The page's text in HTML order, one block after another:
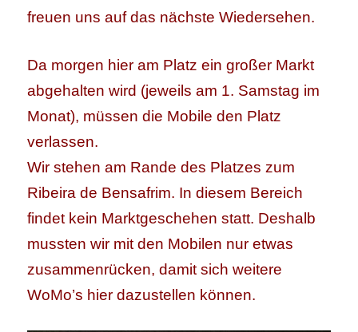
freuen uns auf das nächste Wiedersehen.
Da morgen hier am Platz ein großer Markt
abgehalten wird (jeweils am 1. Samstag im
Monat), müssen die Mobile den Platz
verlassen.
Wir stehen am Rande des Platzes zum
Ribeira de Bensafrim. In diesem Bereich
findet kein Marktgeschehen statt. Deshalb
mussten wir mit den Mobilen nur etwas
zusammenrücken, damit sich weitere
WoMo’s hier dazustellen können.